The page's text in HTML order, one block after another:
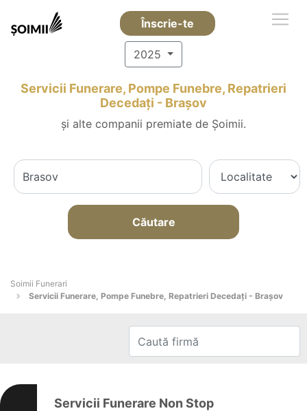
Înscrie-te
2025
Servicii Funerare, Pompe Funebre, Repatrieri
Decedați - Braşov
și alte companii premiate de Șoimii.
Căutare
Soimii Funerari
Servicii Funerare, Pompe Funebre, Repatrieri Decedați - Braşov
Servicii Funerare Non Stop